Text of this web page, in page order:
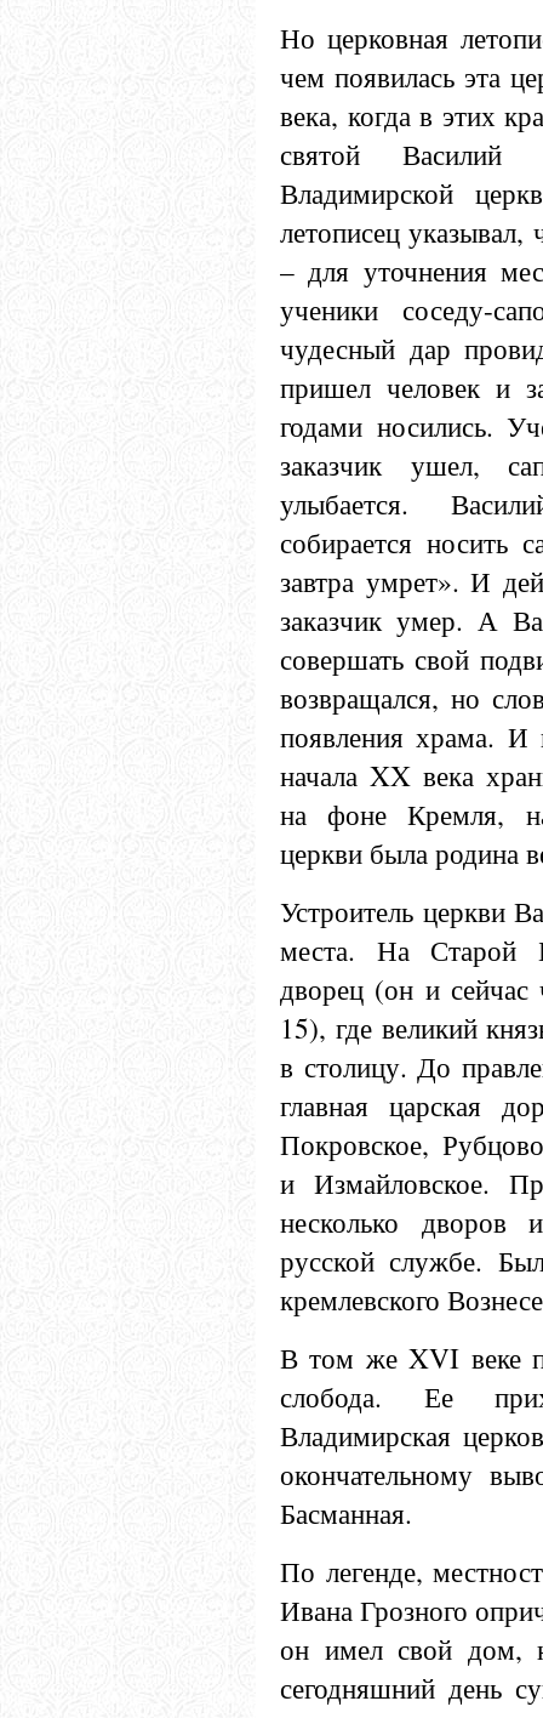
Но церковная
чем появилась эта
века, когда в этих
святой
Владимирской
летописец указывал,
– для уточнения
ученики соседу-
чудесный дар
пришел человек и
годами носились.
заказчик ушел,
улыбается.
собирается носить
завтра умрет». И
заказчик умер. А
совершать свой
возвращался, но
появления храма.
начала XX века
на фоне Кремля,
церкви была родина
Устроитель церкви
места. На Старой
дворец (он и
15), где великий
в столицу. До
главная царская
Покровское,
и Измайловское.
несколько дворов
русской службе.
кремлевского
В том же XVI веке
слобода. Ее
Владимирская
окончательному
Басманная.
По легенде,
Ивана Грозного
он имел свой дом,
сегодняшний день